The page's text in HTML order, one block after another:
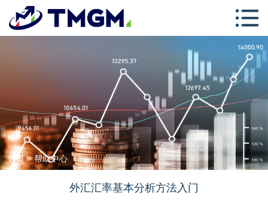
首页
学习中心
跟单社区
联系我们
首页>帮助中心
外汇汇率基本分析方法入门